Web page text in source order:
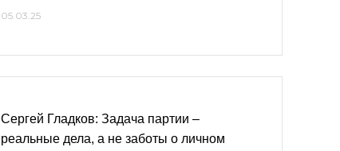
05.03.25
Сергей Гладков: Задача партии –
реальные дела, а не заботы о личном